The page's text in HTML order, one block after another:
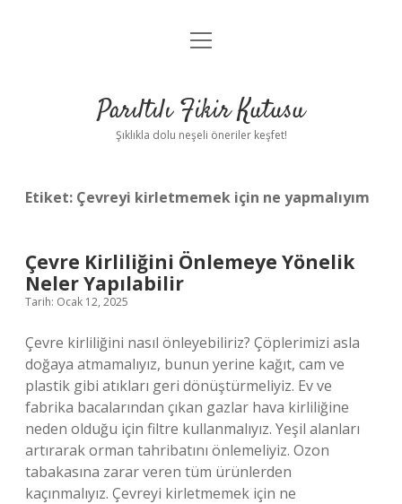
Anasayfa
Yasal Uyarı
menüyü
Parıltılı Fikir Kutusu
Şıklıkla dolu neşeli öneriler keşfet!
Etiket: Çevreyi kirletmemek için ne yapmalıyım
Çevre Kirliliğini Önlemeye Yönelik
Neler Yapılabilir
Tarih: Ocak 12, 2025
Çevre kirliliğini nasıl önleyebiliriz? Çöplerimizi asla
doğaya atmamalıyız, bunun yerine kağıt, cam ve
plastik gibi atıkları geri dönüştürmeliyiz. Ev ve
fabrika bacalarından çıkan gazlar hava kirliliğine
neden olduğu için filtre kullanmalıyız. Yeşil alanları
artırarak orman tahribatını önlemeliyiz. Ozon
tabakasına zarar veren tüm ürünlerden
kaçınmalıyız. Çevreyi kirletmemek için ne